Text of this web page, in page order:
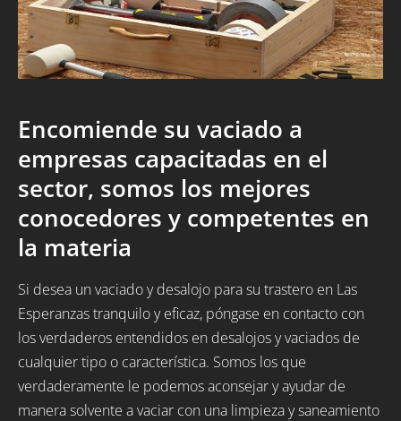
Encomiende su vaciado a
empresas capacitadas en el
sector, somos los mejores
conocedores y competentes en
la materia
Si desea un vaciado y desalojo para su trastero en Las
Esperanzas tranquilo y eficaz, póngase en contacto con
los verdaderos entendidos en desalojos y vaciados de
cualquier tipo o característica. Somos los que
verdaderamente le podemos aconsejar y ayudar de
manera solvente a vaciar con una limpieza y saneamiento